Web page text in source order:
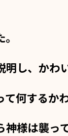
明し、かわ
て何するか
神様は襲